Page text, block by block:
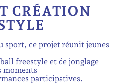
CRÉATION
sport, ce projet réunit jeunes
freestyle et de jonglage
moments
participatives.